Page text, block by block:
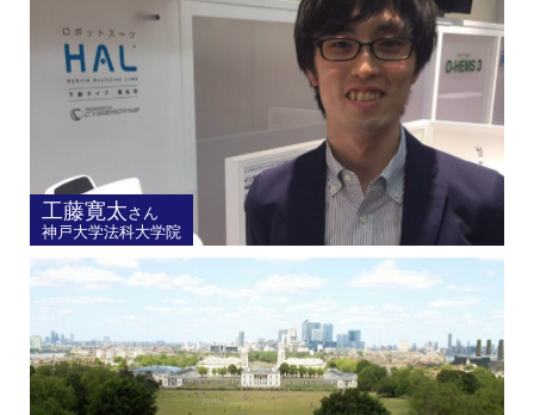
工藤寛太さん
神戸大学法科大学院